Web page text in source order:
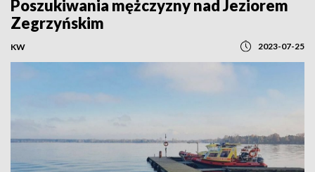
Poszukiwania mężczyzny nad Jeziorem
Zegrzyńskim
KW 2023-07-25